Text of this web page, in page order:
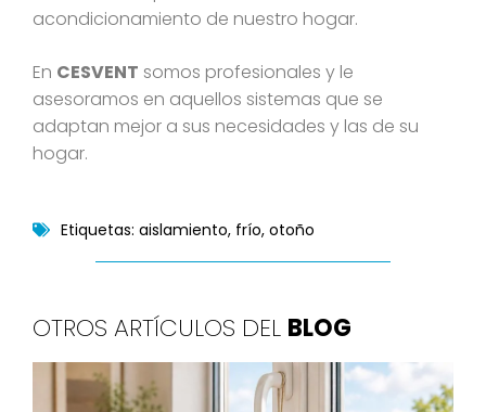
acondicionamiento de nuestro hogar.
En CESVENT somos profesionales y le
asesoramos en aquellos sistemas que se
adaptan mejor a sus necesidades y las de su
hogar.
Etiquetas: aislamiento, frío, otoño
OTROS ARTÍCULOS DEL BLOG